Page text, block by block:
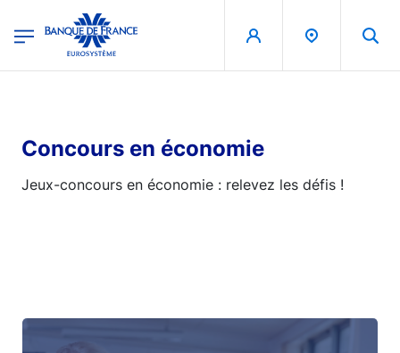
Banque de France - Menu Principal
Concours en économie
Jeux-concours en économie : relevez les défis !